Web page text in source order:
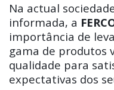
Na actual
informada, a
importância de
gama de produtos
qualidade para
expectativas dos